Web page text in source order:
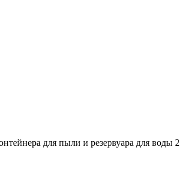
для пыли и резервуара для